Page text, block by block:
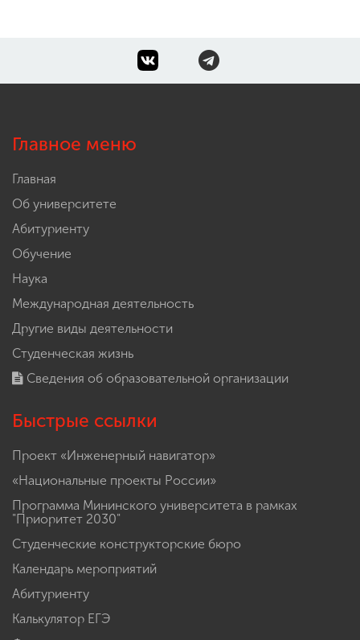
Главное меню
Главная
Об университете
Абитуриенту
Обучение
Наука
Международная деятельность
Другие виды деятельности
Студенческая жизнь
Сведения об образовательной организации
Быстрые ссылки
Проект «Инженерный навигатор»
«Национальные проекты России»
Программа Мининского университета в рамках
"Приоритет 2030"
Студенческие конструкторские бюро
Календарь мероприятий
Абитуриенту
Калькулятор ЕГЭ